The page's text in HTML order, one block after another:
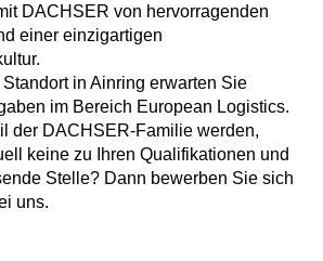
DACHSER von hervorragenden
einer einzigartigen
in Ainring erwarten Sie
im Bereich European Logistics.
der DACHSER-Familie werden,
keine zu Ihren Qualifikationen und
Stelle? Dann bewerben Sie sich
uns.